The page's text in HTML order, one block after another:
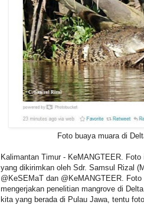
Foto buaya muara di
Kalimantan Timur - KeMANGTEER.
yang dikirimkan oleh Sdr. Samsul Rizal
@KeSEMaT dan @KeMANGTEER.
mengerjakan penelitian mangrove di
kita yang berada di Pulau Jawa, tentu